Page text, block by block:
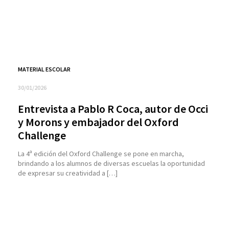
MATERIAL ESCOLAR
30/01/2026
Entrevista a Pablo R Coca, autor de Occi
y Morons y embajador del Oxford
Challenge
La 4ª edición del Oxford Challenge se pone en marcha,
brindando a los alumnos de diversas escuelas la oportunidad
de expresar su creatividad a […]